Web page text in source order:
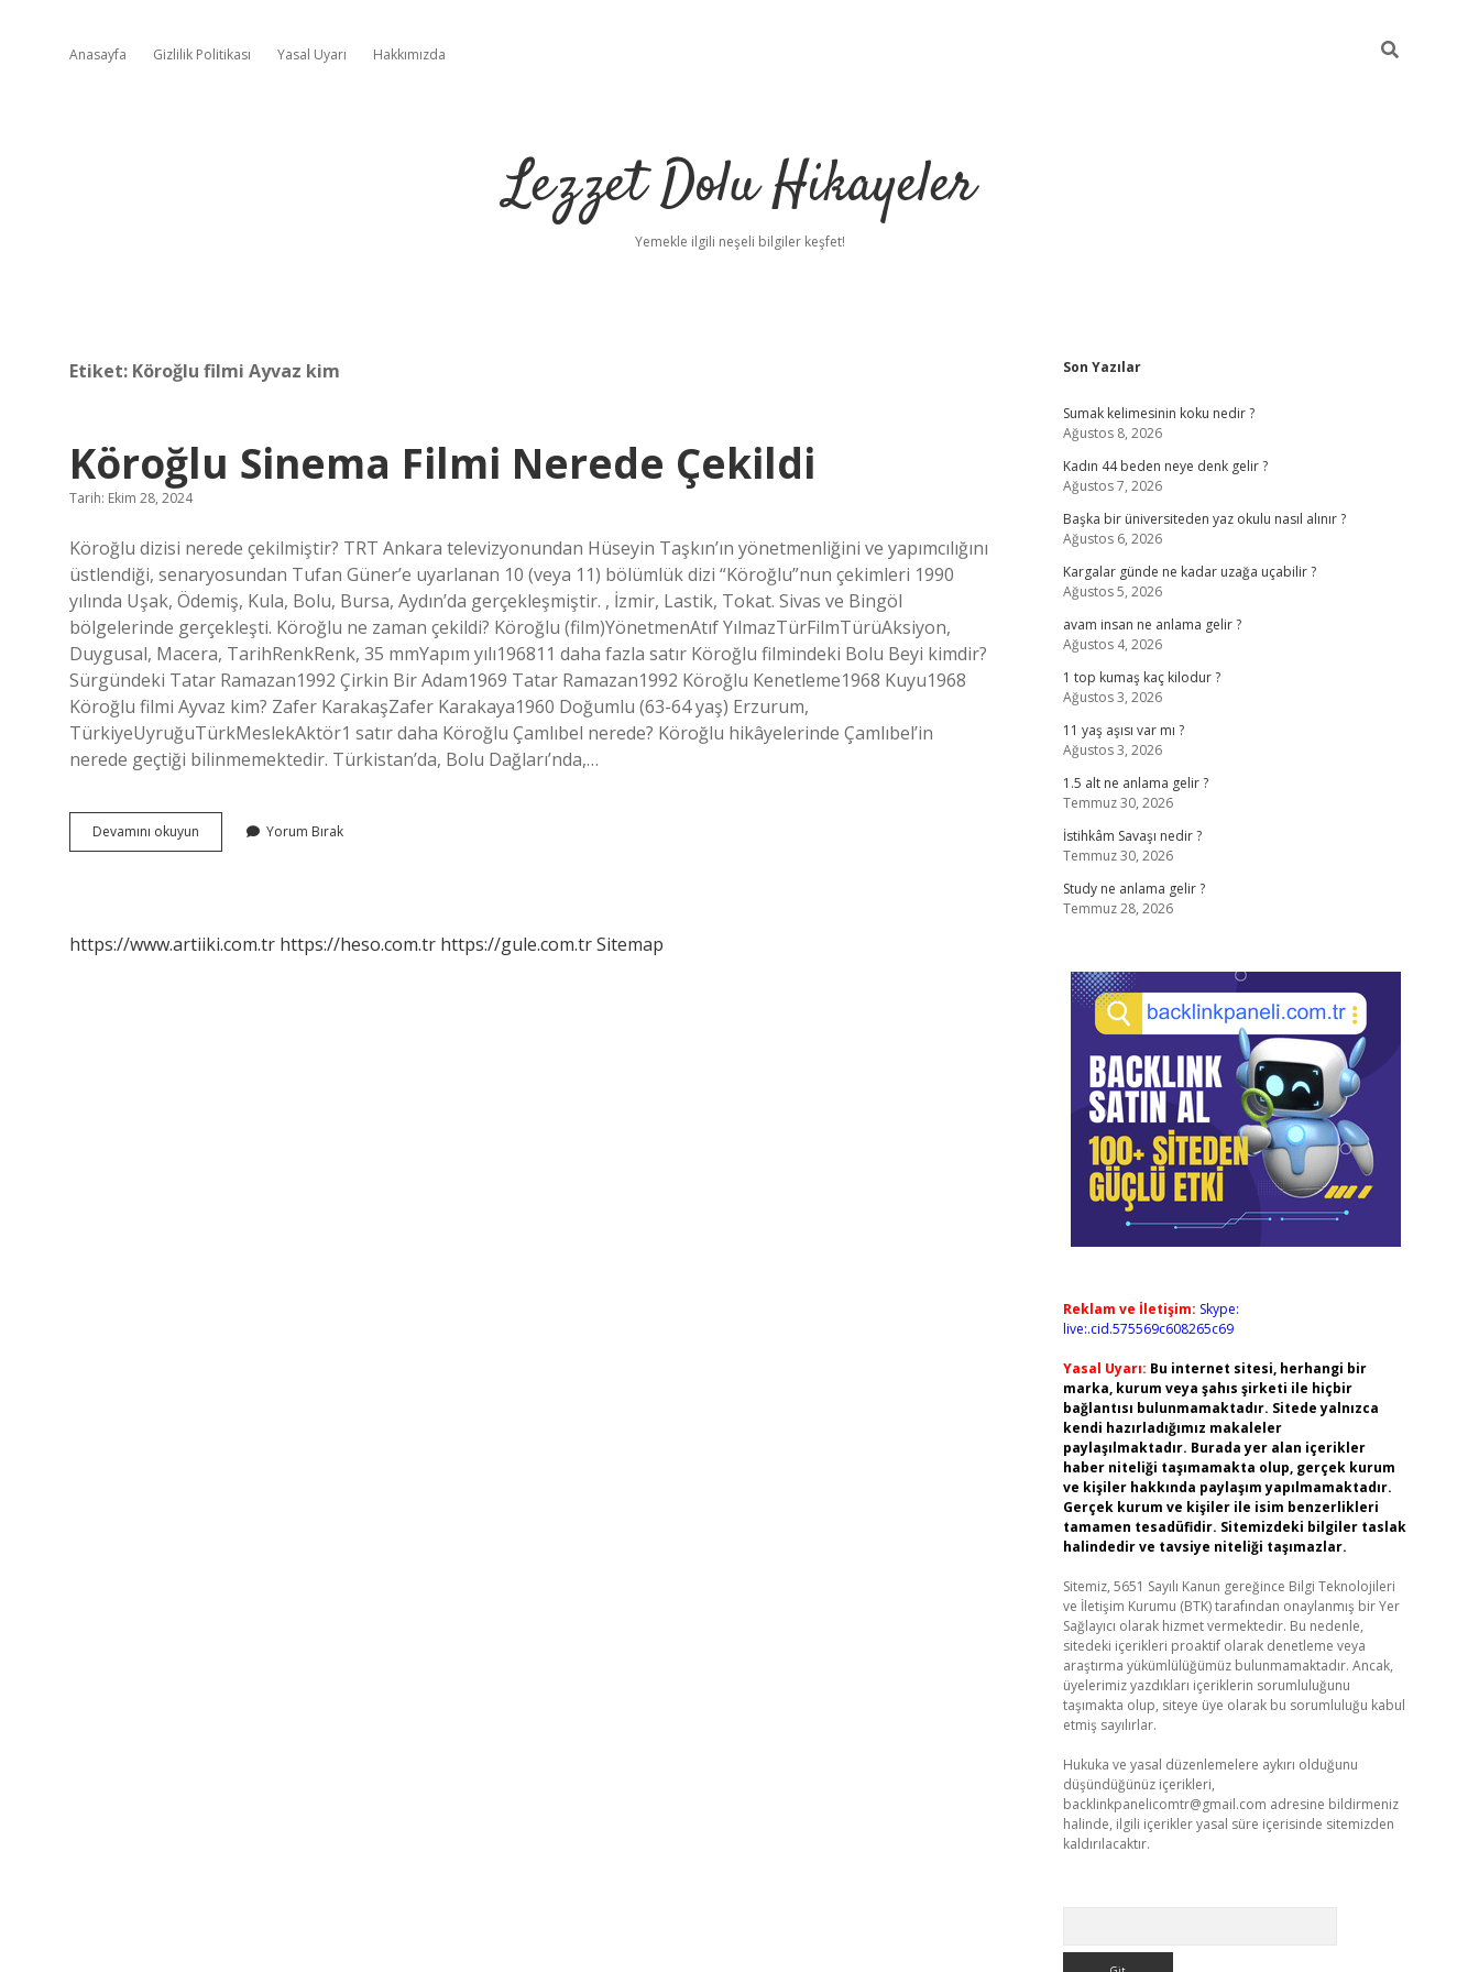
Anasayfa Gizlilik Politikası Yasal Uyarı Hakkımızda
Lezzet Dolu Hikayeler
Yemekle ilgili neşeli bilgiler keşfet!
Etiket: Köroğlu filmi Ayvaz kim
Köroğlu Sinema Filmi Nerede Çekildi
Tarih: Ekim 28, 2024
Köroğlu dizisi nerede çekilmiştir? TRT Ankara televizyonundan Hüseyin Taşkın’ın yönetmenliğini ve yapımcılığını
üstlendiği, senaryosundan Tufan Güner’e uyarlanan 10 (veya 11) bölümlük dizi “Köroğlu”nun çekimleri 1990
yılında Uşak, Ödemiş, Kula, Bolu, Bursa, Aydın’da gerçekleşmiştir. , İzmir, Lastik, Tokat. Sivas ve Bingöl
bölgelerinde gerçekleşti. Köroğlu ne zaman çekildi? Köroğlu (film)YönetmenAtıf YılmazTürFilmTürüAksiyon,
Duygusal, Macera, TarihRenkRenk, 35 mmYapım yılı196811 daha fazla satır Köroğlu filmindeki Bolu Beyi kimdir?
Sürgündeki Tatar Ramazan1992 Çirkin Bir Adam1969 Tatar Ramazan1992 Köroğlu Kenetleme1968 Kuyu1968
Köroğlu filmi Ayvaz kim? Zafer KarakaşZafer Karakaya1960 Doğumlu (63-64 yaş) Erzurum,
TürkiyeUyruğuTürkMeslekAktör1 satır daha Köroğlu Çamlıbel nerede? Köroğlu hikâyelerinde Çamlıbel’in
nerede geçtiği bilinmemektedir. Türkistan’da, Bolu Dağları’nda,…
Devamını okuyun Köroğlu
Sinema
Yorum Bırak
https://www.artiiki.com.tr https://heso.com.tr https://gule.com.trSitemap
Sidebar
Son Yazılar
Sumak kelimesinin koku nedir ?
Ağustos 8, 2026
Kadın 44 beden neye denk gelir ?
Ağustos 7, 2026
Başka bir üniversiteden yaz okulu nasıl alınır ?
Ağustos 6, 2026
Kargalar günde ne kadar uzağa uçabilir ?
Ağustos 5, 2026
avam insan ne anlama gelir ?
Ağustos 4, 2026
1 top kumaş kaç kilodur ?
Ağustos 3, 2026
11 yaş aşısı var mı ?
Ağustos 3, 2026
1.5 alt ne anlama gelir ?
Temmuz 30, 2026
İstihkâm Savaşı nedir ?
Temmuz 30, 2026
Study ne anlama gelir ?
Temmuz 28, 2026
Reklam ve İletişim: Skype:
live:.cid.575569c608265c69
Yasal Uyarı: Bu internet sitesi, herhangi bir
marka, kurum veya şahıs şirketi ile hiçbir
bağlantısı bulunmamaktadır. Sitede yalnızca
kendi hazırladığımız makaleler
paylaşılmaktadır. Burada yer alan içerikler
haber niteliği taşımamakta olup, gerçek kurum
ve kişiler hakkında paylaşım yapılmamaktadır.
Gerçek kurum ve kişiler ile isim benzerlikleri
tamamen tesadüfidir. Sitemizdeki bilgiler taslak
halindedir ve tavsiye niteliği taşımazlar.
Sitemiz, 5651 Sayılı Kanun gereğince Bilgi Teknolojileri
ve İletişim Kurumu (BTK) tarafından onaylanmış bir Yer
Sağlayıcı olarak hizmet vermektedir. Bu nedenle,
sitedeki içerikleri proaktif olarak denetleme veya
araştırma yükümlülüğümüz bulunmamaktadır. Ancak,
üyelerimiz yazdıkları içeriklerin sorumluluğunu
taşımakta olup, siteye üye olarak bu sorumluluğu kabul
etmiş sayılırlar.
Hukuka ve yasal düzenlemelere aykırı olduğunu
düşündüğünüz içerikleri,
backlinkpanelicomtr@gmail.com adresine bildirmeniz
halinde, ilgili içerikler yasal süre içerisinde sitemizden
kaldırılacaktır.